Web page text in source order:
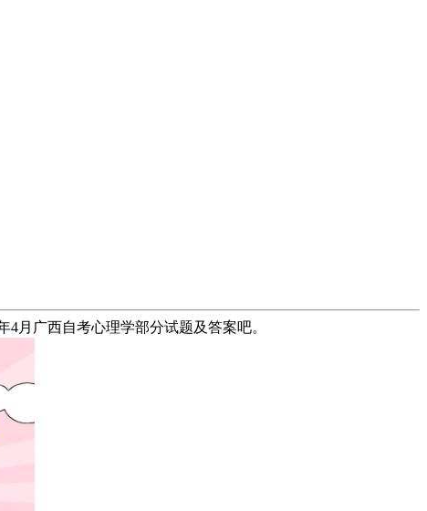
4月广西自考心理学部分试题及答案吧。